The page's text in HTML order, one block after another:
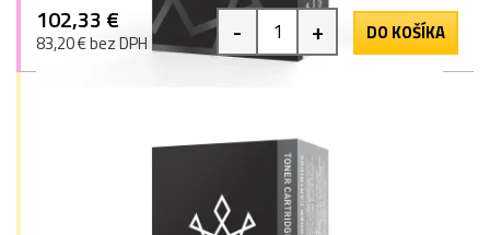
102,33 €
83,20 € bez DPH - + DO KOŠÍKA